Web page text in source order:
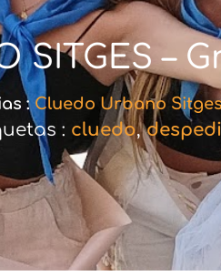
SITGES –
: Cluedo Urbano
: cluedo,